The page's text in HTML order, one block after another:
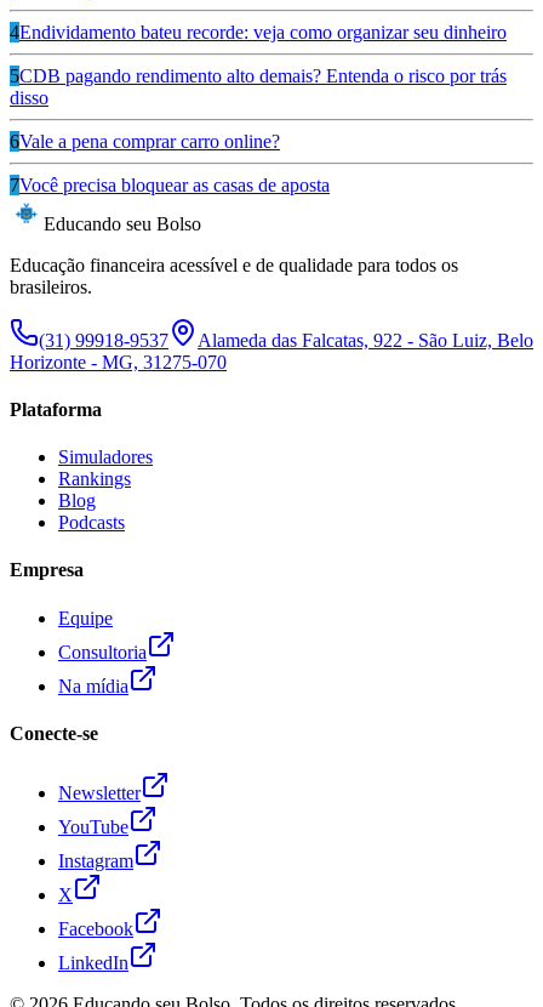
4Endividamento bateu recorde: veja como organizar seu dinheiro
5CDB pagando rendimento alto demais? Entenda o risco por trás
disso
6Vale a pena comprar carro online?
7Você precisa bloquear as casas de aposta
Educando seu Bolso
Educação financeira acessível e de qualidade para todos os
brasileiros.
(31) 99918-9537
Alameda das Falcatas, 922 - São Luiz, Belo
Horizonte - MG, 31275-070
Plataforma
Simuladores
Rankings
Blog
Podcasts
Empresa
Equipe
Consultoria
Na mídia
Conecte-se
Newsletter
YouTube
Instagram
X
Facebook
LinkedIn